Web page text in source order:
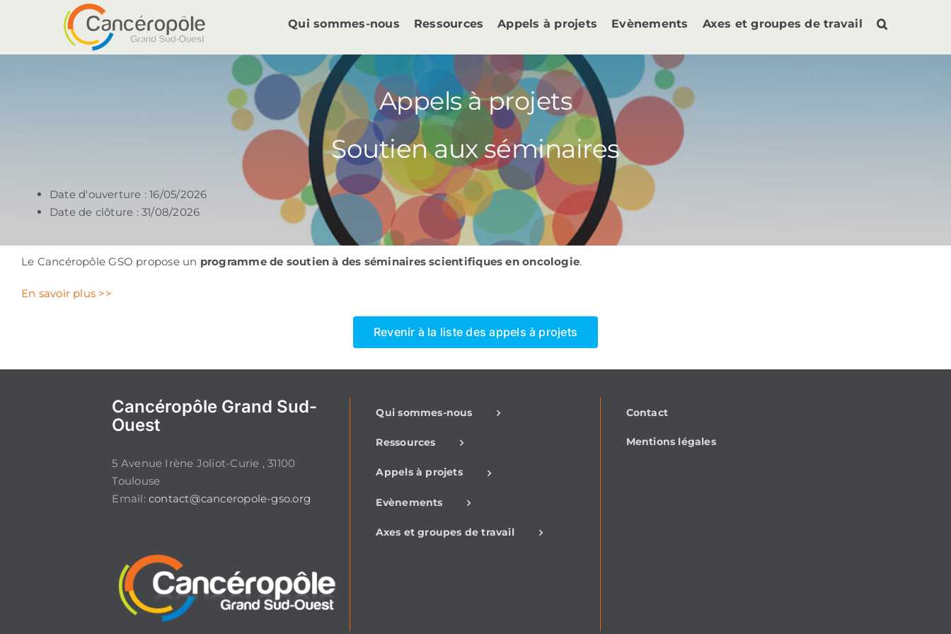
Qui sommes-nous Ressources Appels à projets Evènements Axes et groupes de travail
Appels à projets
Soutien aux séminaires
Date d'ouverture : 16/05/2026
Date de clôture : 31/08/2026
Le Cancéropôle GSO propose un programme de soutien à des séminaires scientifiques en oncologie.
En savoir plus >>
Revenir à la liste des appels à projets
Cancéropôle Grand Sud-
Ouest
5 Avenue Irène Joliot-Curie , 31100
Toulouse
Email: contact@canceropole-gso.org
Qui sommes-nous
Ressources
Appels à projets
Evènements
Axes et groupes de travail
Contact
Mentions légales